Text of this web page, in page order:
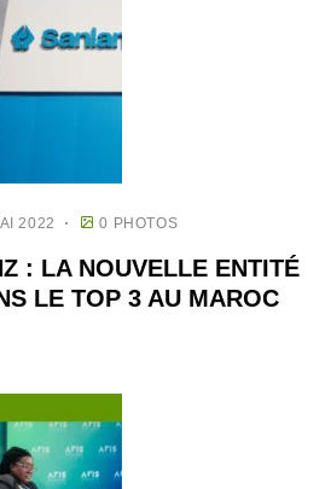
2022 0 PHOTOS
: LA NOUVELLE ENTITÉ
LE TOP 3 AU MAROC